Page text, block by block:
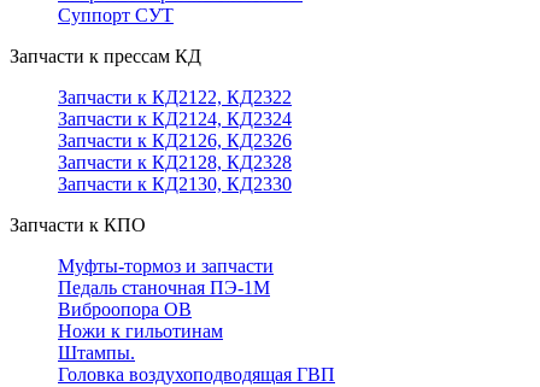
Суппорт СУТ
Запчасти к прессам КД
Запчасти к КД2122, КД2322
Запчасти к КД2124, КД2324
Запчасти к КД2126, КД2326
Запчасти к КД2128, КД2328
Запчасти к КД2130, КД2330
Запчасти к КПО
Муфты-тормоз и запчасти
Педаль станочная ПЭ-1М
Виброопора ОВ
Ножи к гильотинам
Штампы.
Головка воздухоподводящая ГВП